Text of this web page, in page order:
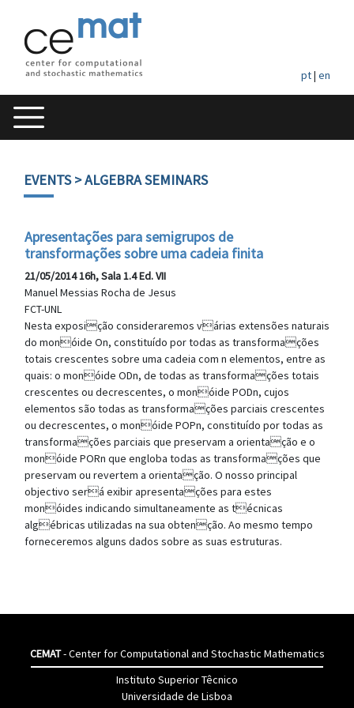
pt| en
EVENTS> ALGEBRA SEMINARS
Apresentações para semigrupos de
transformações sobre uma cadeia finita
21/05/2014 16h, Sala 1.4 Ed. VII
Manuel Messias Rocha de Jesus
FCT-UNL
Nesta exposição consideraremos várias extensões naturais
do monóide On, constituído por todas as transformações
totais crescentes sobre uma cadeia com n elementos, entre as
quais: o monóide ODn, de todas as transformações totais
crescentes ou decrescentes, o monóide PODn, cujos
elementos são todas as transformações parciais crescentes
ou decrescentes, o monóide POPn, constituído por todas as
transformações parciais que preservam a orientação e o
monóide PORn que engloba todas as transformações que
preservam ou revertem a orientação. O nosso principal
objectivo será exibir apresentações para estes
monóides indicando simultaneamente as técnicas
algébricas utilizadas na sua obtenção. Ao mesmo tempo
forneceremos alguns dados sobre as suas estruturas.
CEMAT- Center for Computational and Stochastic Mathematics
Instituto Superior Têcnico
Universidade de Lisboa